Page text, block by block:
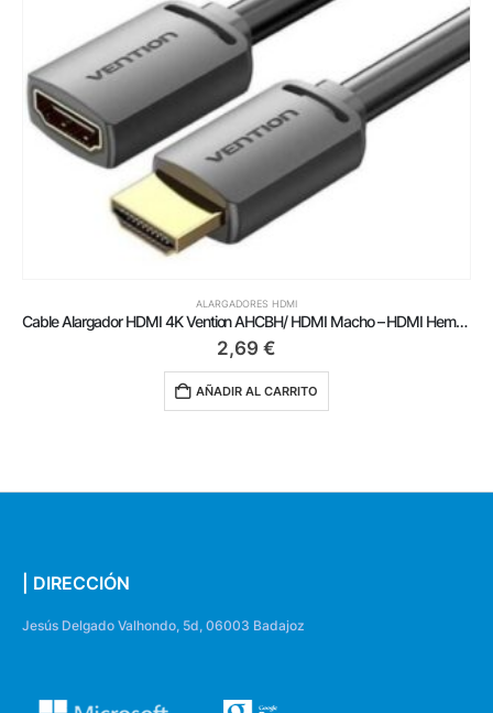
ALARGADORES HDMI
Cable Alargador HDMI 4K Vention AHCBH/ HDMI Macho – HDMI Hembra/ 2m/ Negro
2,69 €
AÑADIR AL CARRITO
| DIRECCIÓN
Jesús Delgado Valhondo, 5d, 06003 Badajoz